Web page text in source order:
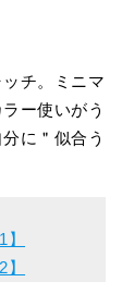
チ。ミニマ
ー使いがう
に＂似合う